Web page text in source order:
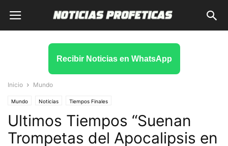
Recibir Noticias en WhatsApp
Inicio Mundo
Mundo Noticias Tiempos Finales
Ultimos Tiempos “Suenan
Trompetas del Apocalipsis en